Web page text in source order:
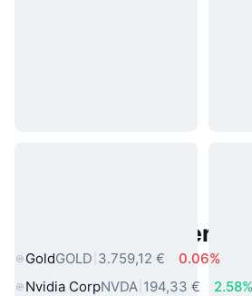
Beliebte reale
GoldGOLD 3.759,12 €
0.06%
Nvidia CorpNVDA 194,33 €
2.58%